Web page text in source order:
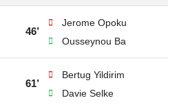
46’
Jerome Opoku
Ousseynou Ba
61’
Bertug Yildirim
Davie Selke